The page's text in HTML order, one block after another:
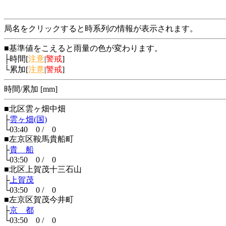
局名をクリックすると時系列の情報が表示されます。
■基準値をこえると雨量の色が変わります。
├時間[注意|警戒]
└累加[注意|警戒]
時間/累加 [mm]
■北区雲ヶ畑中畑
├雲ヶ畑(国)
└03:40 0 / 0
■左京区鞍馬貴船町
├貴 船
└03:50 0 / 0
■北区上賀茂十三石山
├上賀茂
└03:50 0 / 0
■左京区賀茂今井町
├京 都
└03:50 0 / 0